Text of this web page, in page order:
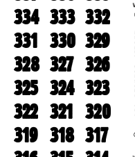
334 333 332
331 330 329
328 327 326
325 324 323
322 321 320
319 318 317